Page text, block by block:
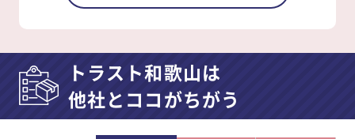
トラスト和歌山は
他社とココがちがう